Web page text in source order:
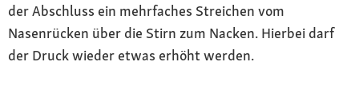
der Abschluss ein mehrfaches Streichen vom
Nasenrücken über die Stirn zum Nacken. Hierbei darf
der Druck wieder etwas erhöht werden.